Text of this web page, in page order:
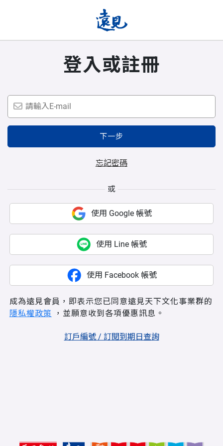
登入或註冊
下一步
忘記密碼
或
使用 Google 帳號
使用 Line 帳號
使用 Facebook 帳號
成為遠見會員，即表示您已同意遠見天下文化事業群的
隱私權政策 ，並願意收到各項優惠訊息。
訂戶編號 / 訂閱到期日查詢